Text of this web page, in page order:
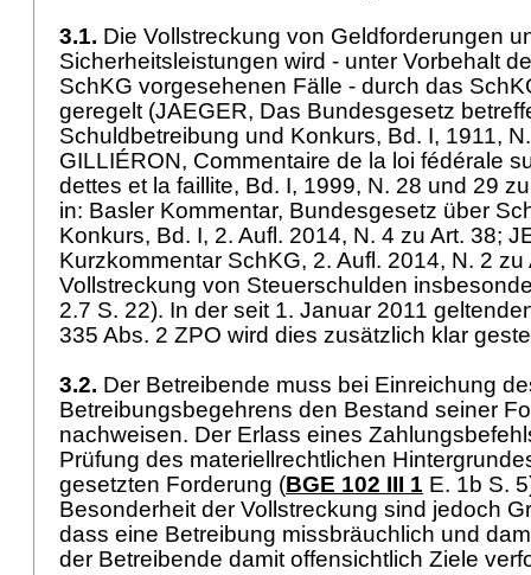
3.1. Die Vollstreckung von Geldforderungen
Sicherheitsleistungen wird - unter Vorbehalt
SchKG vorgesehenen Fälle - durch das
geregelt (JAEGER, Das Bundesgesetz
Schuldbetreibung und Konkurs, Bd. I, 1911,
GILLIÉRON, Commentaire de la loi fédérale
dettes et la faillite, Bd. I, 1999, N. 28 und 29
in: Basler Kommentar, Bundesgesetz über
Konkurs, Bd. I, 2. Aufl. 2014, N. 4 zu Art. 38;
Kurzkommentar SchKG, 2. Aufl. 2014, N. 2 zu
Vollstreckung von Steuerschulden
2.7 S. 22). In der seit 1. Januar 2011
335 Abs. 2 ZPO wird dies zusätzlich klar
3.2. Der Betreibende muss bei Einreichung
Betreibungsbegehrens den Bestand seiner
nachweisen. Der Erlass eines
Prüfung des materiellrechtlichen
gesetzten Forderung (BGE 102 III 1 E. 1b S.
Besonderheit der Vollstreckung sind jedoch
dass eine Betreibung missbräuchlich und
der Betreibende damit offensichtlich Ziele